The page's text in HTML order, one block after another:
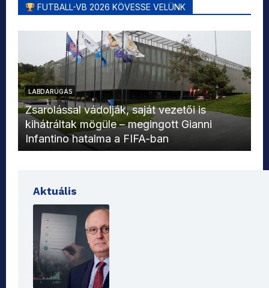
FUTBALL-VB 2026 KÖVESSE VELÜNK
LABDARÚGÁS
Zsarolással vádolják, saját vezetői is
kihátráltak mögüle – megingott Gianni
Infantino hatalma a FIFA-ban
Aktuális